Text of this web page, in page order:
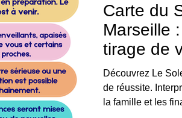
Carte du
Marseille
tirage de
Découvrez Le
de réussite.
la famille et les